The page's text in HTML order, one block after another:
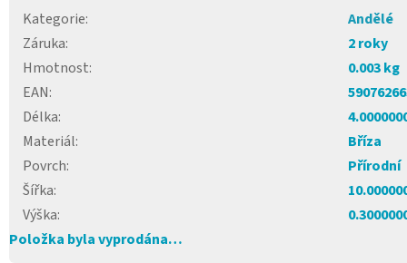
Kategorie:
Andělé
Záruka:
2 roky
Hmotnost:
0.003 kg
EAN:
Délka:
Materiál:
Bříza
Povrch:
Přírodní
Šířka:
Výška:
Položka byla vyprodána…